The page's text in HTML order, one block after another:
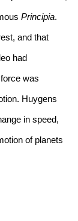
Principia.
and that
had
was
Huygens
in speed,
of planets